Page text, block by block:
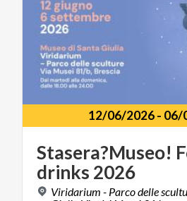
12/06/2026- 06/
Stasera?Museo!
drinks 2026
Viridarium - Parco delle